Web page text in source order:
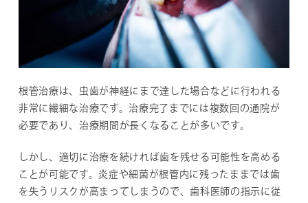
根管治療は、虫歯が神経にまで達した場合などに行われる
非常に繊細な治療です。治療完了までには複数回の通院が
必要であり、治療期間が長くなることが多いです。
しかし、適切に治療を続ければ歯を残せる可能性を高める
ことが可能です。炎症や細菌が根管内に残ったままでは歯
を失うリスクが高まってしまうので、歯科医師の指示に従